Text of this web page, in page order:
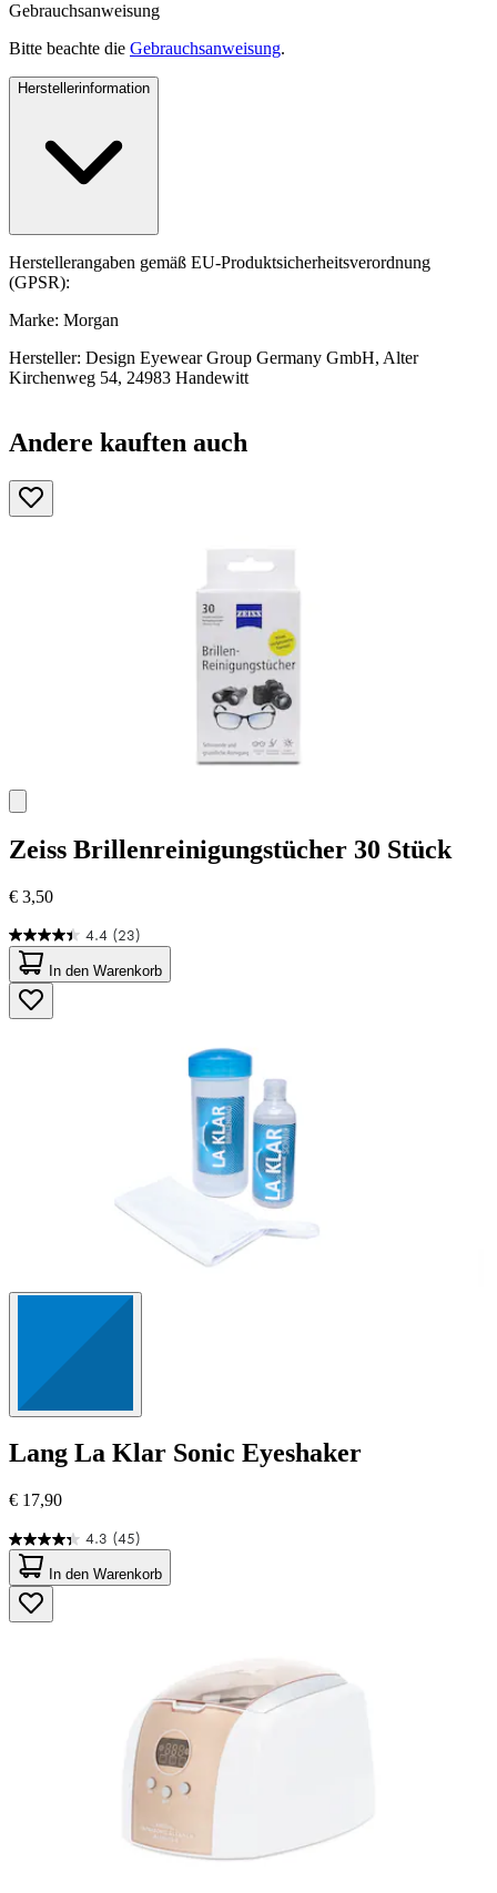
Gebrauchsanweisung
Bitte beachte die Gebrauchsanweisung.
Herstellerinformation
Herstellerangaben gemäß EU-Produktsicherheitsverordnung
(GPSR):
Marke: Morgan
Hersteller: Design Eyewear Group Germany GmbH, Alter
Kirchenweg 54, 24983 Handewitt
Andere kauften auch
Zeiss Brillenreinigungstücher 30 Stück
€ 3,50
4.4 (23)
4.4
von
5
Sternen.
23
In den Warenkorb
Lang La Klar Sonic Eyeshaker
€ 17,90
4.3 (45)
4.3
von
5
Sternen.
45
In den Warenkorb